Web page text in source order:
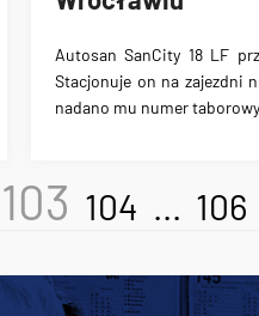
Autosan SanCity 18 LF
Stacjonuje on na zajezdni
nadano mu numer
103 104 ... 106